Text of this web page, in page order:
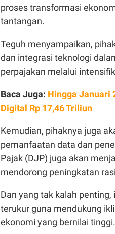
proses transformasi
tantangan.
Teguh menyampaikan,
dan integrasi teknologi
perpajakan melalui
Baca Juga: Hingga Januari
Digital Rp 17,46 Triliun
Kemudian, pihaknya juga
pemanfaatan data dan
Pajak (DJP) juga akan
mendorong peningkatan
Dan yang tak kalah
terukur guna mendukung
ekonomi yang bernilai tinggi.